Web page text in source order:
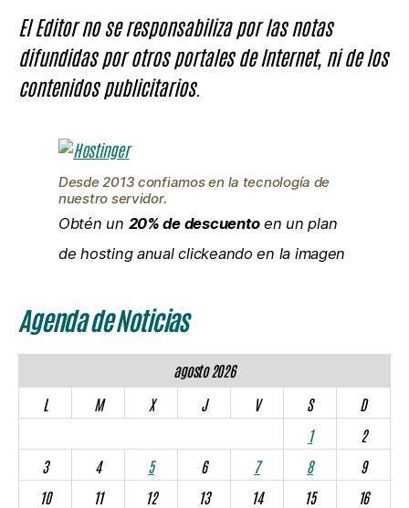
El Editor no se responsabiliza por las notas
difundidas por otros portales de Internet, ni de los
contenidos publicitarios.
Desde 2013 confiamos en la tecnología de
nuestro servidor.
Obtén un 20% de descuentoen un plan
de hosting anual clickeando en la imagen
Agenda de Noticias
agosto 2026
L
M X J V S
D
1
2
3
4 5 6 7 8
9
10
11 12 13 14 15
16